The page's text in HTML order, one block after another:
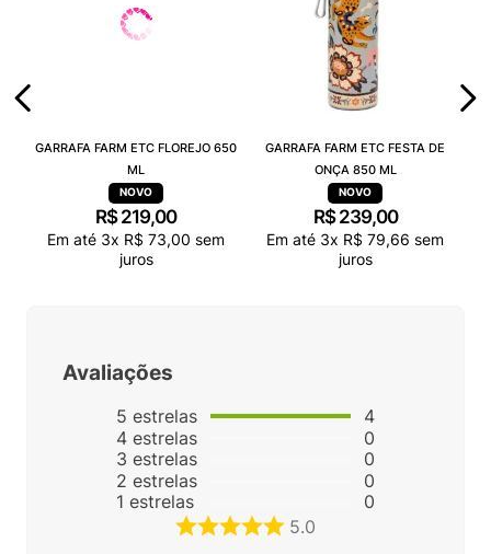
GARRAFA FARM ETC FLOREJO 650
ML
R$ 219,00
Em até 3x R$ 73,00 sem
juros
GARRAFA FARM ETC FESTA DE
ONÇA 850 ML
R$ 239,00
Em até 3x R$ 79,66 sem
juros
Avaliações
5 estrelas
4 estrelas
3 estrelas
2 estrelas
1 estrelas
4
0
0
0
0
5.0